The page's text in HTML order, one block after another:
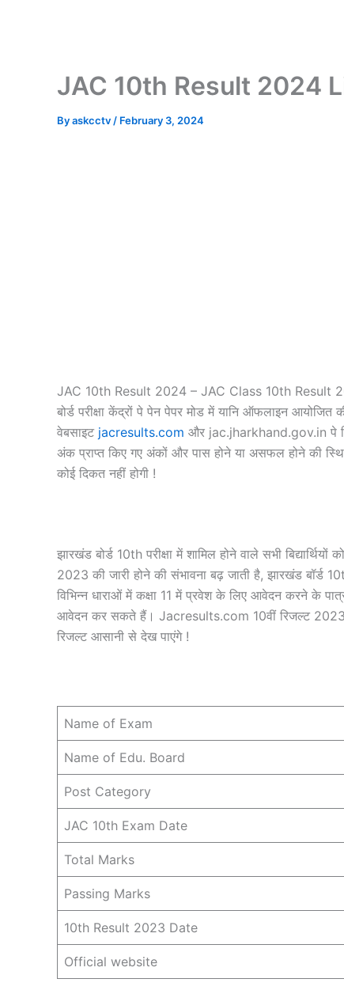
JAC 10th Result 2024
Byaskcctv / February 3, 2024
JAC 10th Result 2024 – JAC Class 10th Result
बोर्ड परीक्षा केंद्रों पे पेन पेपर मोड में यानि ऑफलाइन आयोजित
वेबसाइट jacresults.com और jac.jharkhand.gov.in पे
अंक प्राप्त किए गए अंकों और पास होने या असफल होने की
कोई दिकत नहीं होगी !
झारखंड बोर्ड 10th परीक्षा में शामिल होने वाले सभी
2023 की जारी होने की संभावना बढ़ जाती है, झारखंड बॉर्ड
विभिन्न धाराओं में कक्षा 11 में प्रवेश के लिए आवेदन करने के
आवेदन कर सकते हैं। Jacresults.com 10वीं रिजल्ट 2023
रिजल्ट आसानी से देख पाएंगे !
Name of Exam
Name of Edu. Board
Post Category
JAC 10th Exam Date
Total Marks
Passing Marks
10th Result 2023 Date
Official website